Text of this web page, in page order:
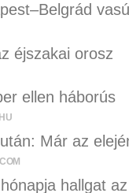
éjszakai orosz
ellen háborús
Már az
hallgat az